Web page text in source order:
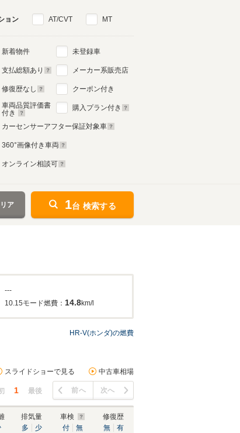
ョン AT/CVT MT
新着物件
支払総額あり
修復歴なし
車両品質評価書
付き
未登録車
メーカー系販売店
クーポン付き
購入プラン付き
カーセンサーアフター保証対象車
360°画像付き車両
オンライン相談可
ア 1台 検索する
---
10.15モード燃費： 14.8km/l
HR-V(ホンダ)の燃費
スライドショーで見る 中古車相場
1 最後 前へ 次へ
排気量
多
少
車検
付
無
修復歴
無
有